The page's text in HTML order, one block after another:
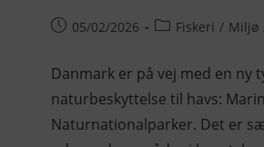
05/02/2026 Fiskeri / Miljø
Danmark er på vej med en ny
naturbeskyttelse til havs:
Naturnationalparker. Det er